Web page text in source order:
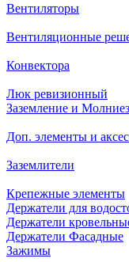
Вентиляторы
Вентиляционные
Конвектора
Люк ревизионный
Заземление и
Доп. элементы и
Заземлители
Крепежные элементы
Держатели для
Держатели
Держатели Фасадные
Зажимы